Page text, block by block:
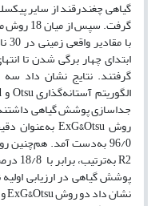
گیاهی چغندرقند از سایر
ابتدای چهار برگی شدن تا
پوشش گیاهی در ارزیابی